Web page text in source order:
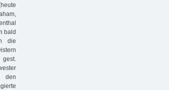
bald
die
den